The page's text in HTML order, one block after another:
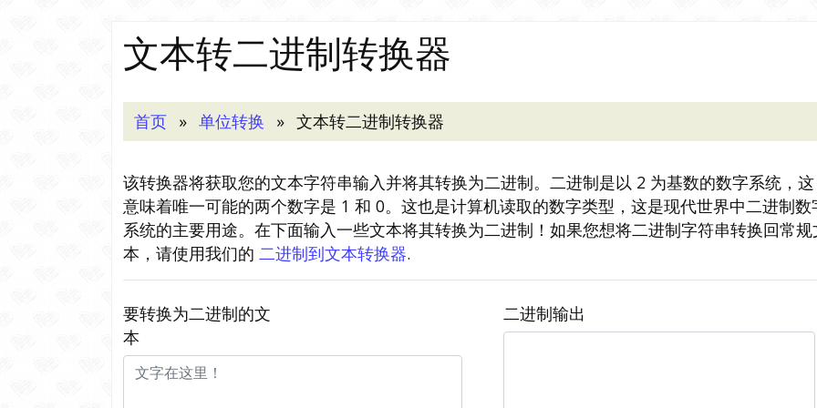
文本转二进制转换器
首页 单位转换 文本转二进制转换器
该转换器将获取您的文本字符串输入并将其转换为二进制。二进制是以 2 为基数的数字系统，这
意味着唯一可能的两个数字是 1 和 0。这也是计算机读取的数字类型，这是现代世界中二进制数
系统的主要用途。在下面输入一些文本将其转换为二进制！如果您想将二进制字符串转换回常规
本，请使用我们的 二进制到文本转换器.
要转换为二进制的文
本
二进制输出